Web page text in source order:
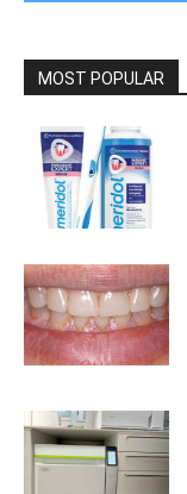
MOST POPULAR